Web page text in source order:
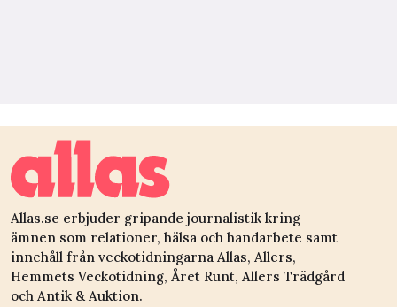
Allas.se erbjuder gripande journalistik kring
ämnen som relationer, hälsa och handarbete samt
innehåll från veckotidningarna Allas, Allers,
Hemmets Veckotidning, Året Runt, Allers Trädgård
och Antik & Auktion.